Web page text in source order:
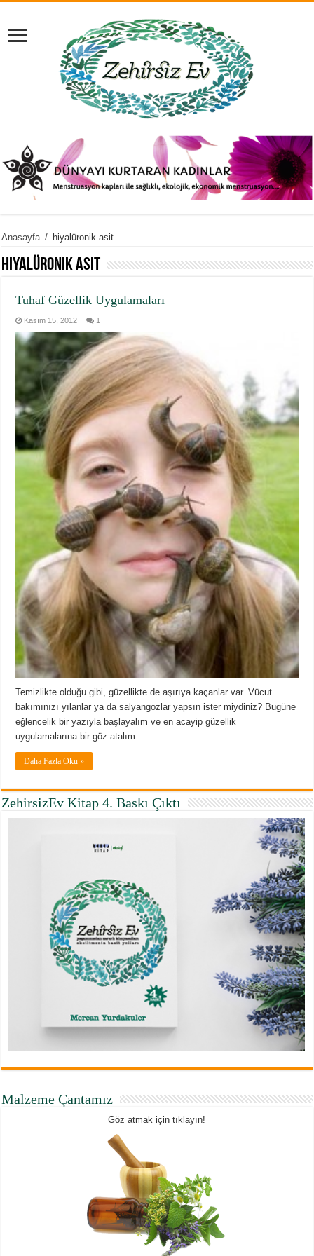
Anasayfa / hiyalüronik asit
hiyalüronik asit
Tuhaf Güzellik Uygulamaları
Kasım 15, 2012 1
Temizlikte olduğu gibi, güzellikte de aşırıya kaçanlar var. Vücut
bakımınızı yılanlar ya da salyangozlar yapsın ister miydiniz? Bugüne
eğlencelik bir yazıyla başlayalım ve en acayip güzellik
uygulamalarına bir göz atalım...
Daha Fazla Oku »
ZehirsizEv Kitap 4. Baskı Çıktı
Malzeme Çantamız
Göz atmak için tıklayın!